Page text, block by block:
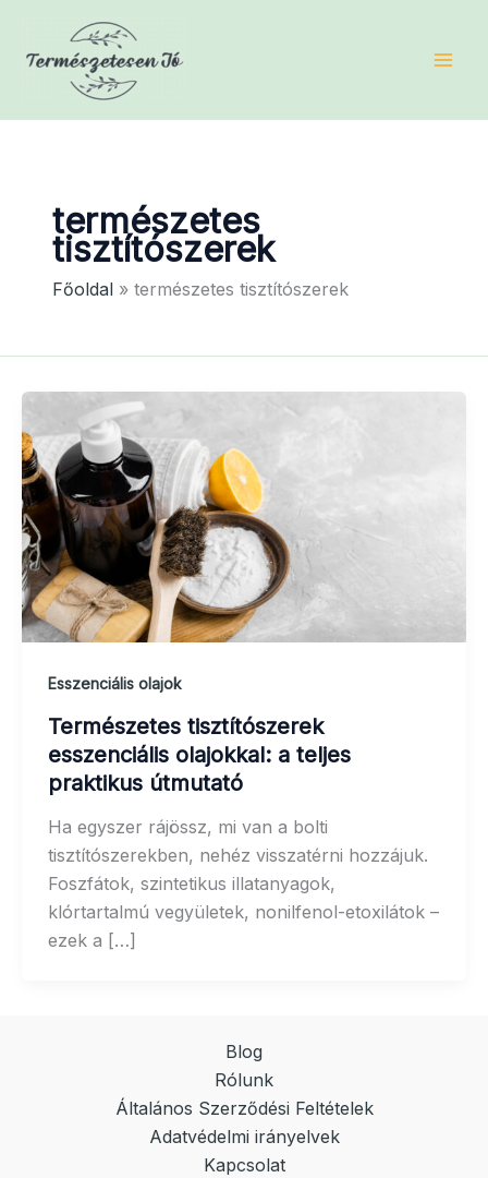
content
természetes
tisztítószerek
Főoldal természetes tisztítószerek
Esszenciális olajok
Természetes tisztítószerek
esszenciális olajokkal: a teljes
praktikus útmutató
Ha egyszer rájössz, mi van a bolti
tisztítószerekben, nehéz visszatérni hozzájuk.
Foszfátok, szintetikus illatanyagok,
klórtartalmú vegyületek, nonilfenol-etoxilátok –
ezek a […]
Blog
Rólunk
Általános Szerződési Feltételek
Adatvédelmi irányelvek
Kapcsolat